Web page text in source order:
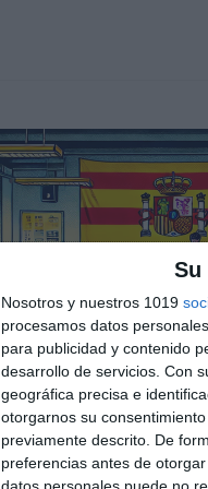
Su
Nosotros y nuestros 1019
procesamos datos
para publicidad y contenido
desarrollo de servicios. Con
geográfica precisa e
otorgarnos su
previamente descrito. De
preferencias antes de